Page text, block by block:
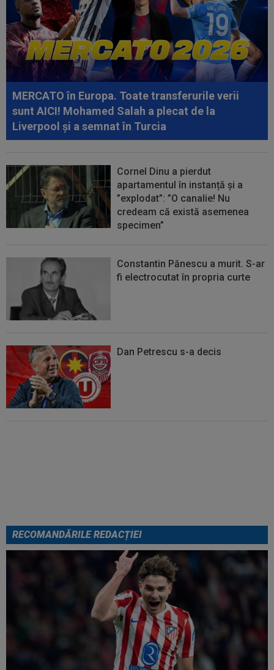
echipă de liga a doua!
08:15
Se încheie "telenovela" verii! Julian Alvarez a
ales
07:55 EXCLUSIV
Ioan Andone s-a convins de
Dinamo, după doar 3 etape: ”Nu mă așteptam la așa...
07:47
Denis Drăguș, tras pe "linie moartă". A fost
anunțat transferul unui super...
MERCATO în Europa. Toate transferurile verii
sunt AICI! Mohamed Salah a plecat de la
Liverpool și a semnat în Turcia
Cornel Dinu a pierdut
apartamentul în instanță și a
”explodat”: ”O canalie! Nu
credeam că există asemenea
specimen”
Constantin Pănescu a murit. S-ar
fi electrocutat în propria curte
Dan Petrescu s-a decis
RECOMANDĂRILE REDACȚIEI